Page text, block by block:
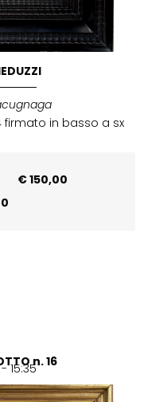
firmato in basso a sx
€ 150,00
n. 16
15:35